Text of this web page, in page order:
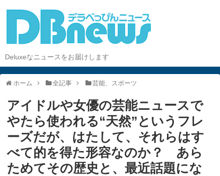
Deluxeなニュースをお届けします
ホーム 全記事 芸能、スポーツ
アイドルや女優の芸能ニュースで
やたら使われる“天然”というフレ
ーズだが、はたして、それらはす
べて的を得た形容なのか？ あら
ためてその歴史と、最近話題にな